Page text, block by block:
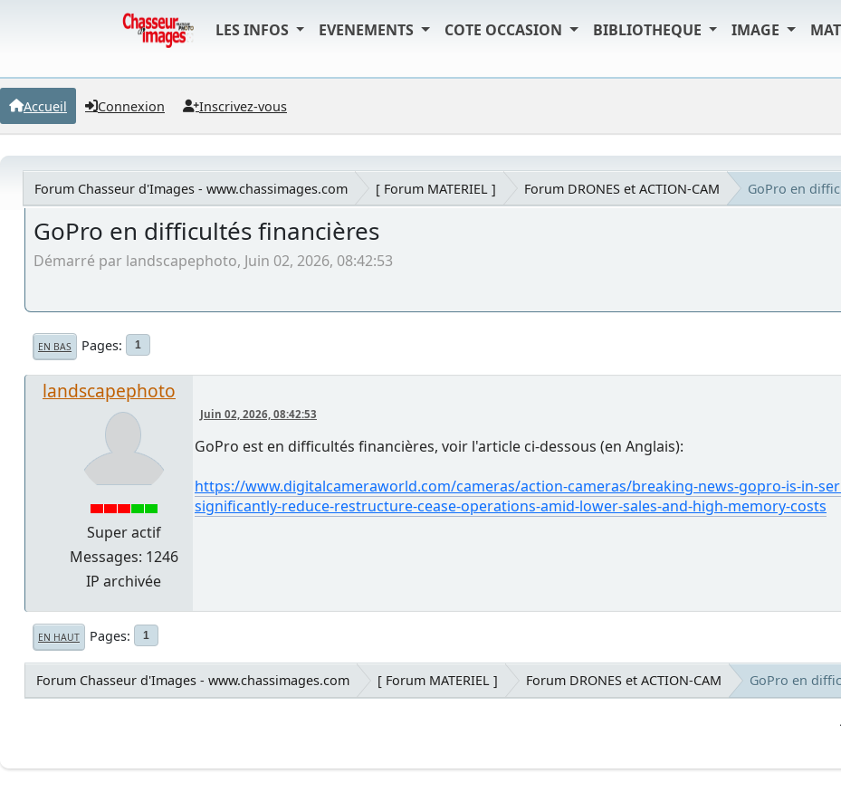
LES INFOS EVENEMENTS COTE OCCASION BIBLIOTHEQUE IMAGE
Accueil Connexion Inscrivez-vous
Forum Chasseur d'Images - www.chassimages.com [ Forum MATERIEL ] Forum DRONES et ACTION-CAM GoPro en
GoPro en difficultés financières
Démarré par landscapephoto, Juin 02, 2026, 08:42:53
EN BAS Pages 1
landscapephoto
Super actif
Messages: 1246
IP archivée
Juin 02, 2026, 08:42:53
GoPro est en difficultés financières, voir l'article ci-dessous (en Anglais):
https://www.digitalcameraworld.com/cameras/action-cameras/breaking-news-gopro-is-in-
significantly-reduce-restructure-cease-operations-amid-lower-sales-and-high-memory-costs
EN HAUT Pages 1
Forum Chasseur d'Images - www.chassimages.com [ Forum MATERIEL ] Forum DRONES et ACTION-CAM GoPro en